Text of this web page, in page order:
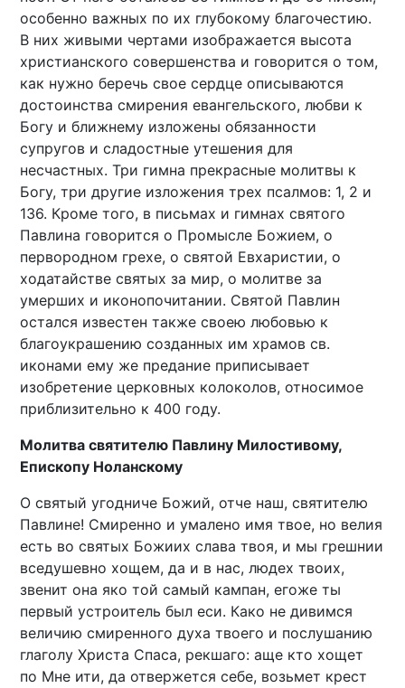
особенно важных по их глубокому благочестию.
В них живыми чертами изображается высота
христианского совершенства и говорится о том,
как нужно беречь свое сердце описываются
достоинства смирения евангельского, любви к
Богу и ближнему изложены обязанности
супругов и сладостные утешения для
несчастных. Три гимна прекрасные молитвы к
Богу, три другие изложения трех псалмов: 1, 2 и
136. Кроме того, в письмах и гимнах святого
Павлина говорится о Промысле Божием, о
первородном грехе, о святой Евхаристии, о
ходатайстве святых за мир, о молитве за
умерших и иконопочитании. Святой Павлин
остался известен также своею любовью к
благоукрашению созданных им храмов св.
иконами ему же предание приписывает
изобретение церковных колоколов, относимое
приблизительно к 400 году.
Молитва святителю Павлину Милостивому,
Епископу Ноланскому
О святый угодниче Божий, отче наш, святителю
Павлине! Смиренно и умалено имя твое, но велия
есть во святых Божиих слава твоя, и мы грешнии
вседушевно хощем, да и в нас, людех твоих,
звенит она яко той самый кампан, егоже ты
первый устроитель был еси. Како не дивимся
величию смиренного духа твоего и послушанию
глаголу Христа Спаса, рекшаго: аще кто хощет
по Мне ити, да отвержется себе, возьмет крест